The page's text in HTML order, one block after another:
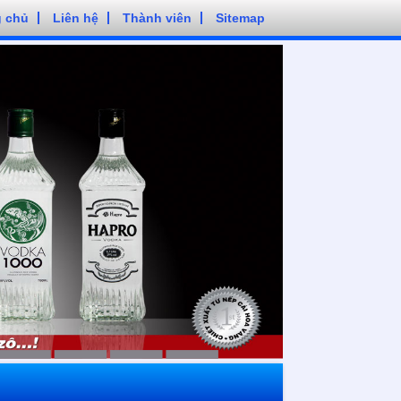
chủ Liên hệ Thành viên Sitemap